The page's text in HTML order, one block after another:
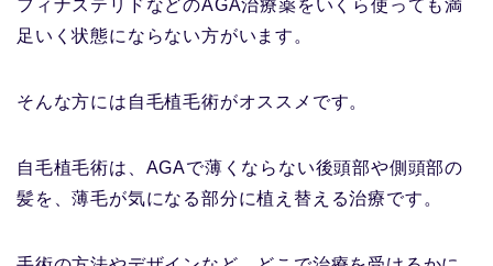
フィナステリドなどのAGA治療薬をいくら使っても満
足いく状態にならない方がいます。
そんな方には自毛植毛術がオススメです。
自毛植毛術は、AGAで薄くならない後頭部や側頭部の
髪を、薄毛が気になる部分に植え替える治療です。